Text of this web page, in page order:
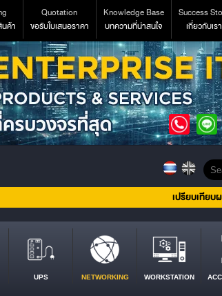
ค้า
Quotation
ขอรับใบเสนอราคา
Knowledge Base
บทความที่น่าสนใจ
Success
เกี่ยวกับเรา
เปรียบเทีย
UPS NETWORKING WORKSTATION